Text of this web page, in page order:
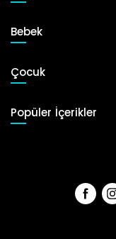
Bebek
Çocuk
Popüler İçerikler